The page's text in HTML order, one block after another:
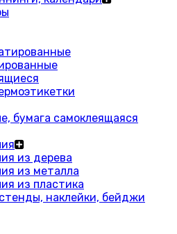
бумага самоклеящаяся
из дерева
из металла
из пластика
наклейки, бейджи